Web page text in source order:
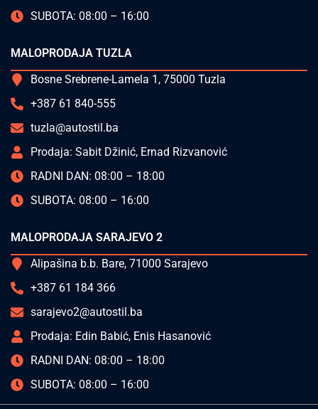
SUBOTA: 08:00 – 16:00
MALOPRODAJA TUZLA
Bosne Srebrene-Lamela 1, 75000 Tuzla
+387 61 840-555
tuzla@autostil.ba
Prodaja: Sabit Džinić, Ernad Rizvanović
RADNI DAN: 08:00 – 18:00
SUBOTA: 08:00 – 16:00
MALOPRODAJA SARAJEVO 2
Alipašina b.b. Bare, 71000 Sarajevo
+387 61 184 366
sarajevo2@autostil.ba
Prodaja: Edin Babić, Enis Hasanović
RADNI DAN: 08:00 – 18:00
SUBOTA: 08:00 – 16:00